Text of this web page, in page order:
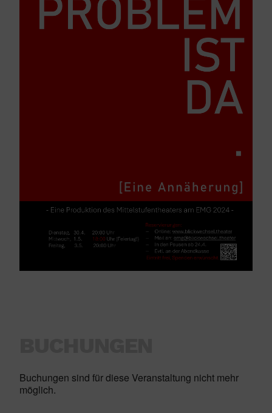
Buchungen sind für diese Veranstaltung nicht mehr
möglich.